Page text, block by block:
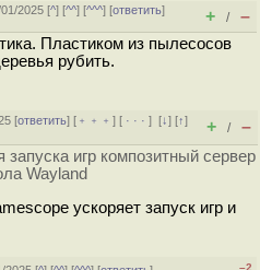
2025 [^] [^^] [^^^] [ответить]
+ / –
Пластиком из пылесосов
рубить.
[ответить] [ ﹢﹢﹢] [ · · ·][↓] [↑]
+ / –
запуска игр композитный сервер
Wayland
ускоряет запуск игр и
–2